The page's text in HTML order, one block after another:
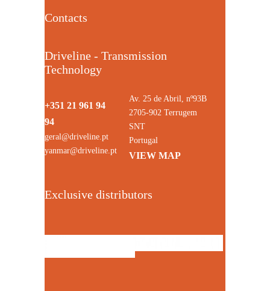
Contacts
Driveline - Transmission
Technology
+351 21 961 94
94
geral@driveline.pt
yanmar@driveline.pt
Av. 25 de Abril, nº93B
2705-902 Terrugem
SNT
Portugal
VIEW MAP
Exclusive distributors